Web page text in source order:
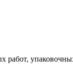
работ,